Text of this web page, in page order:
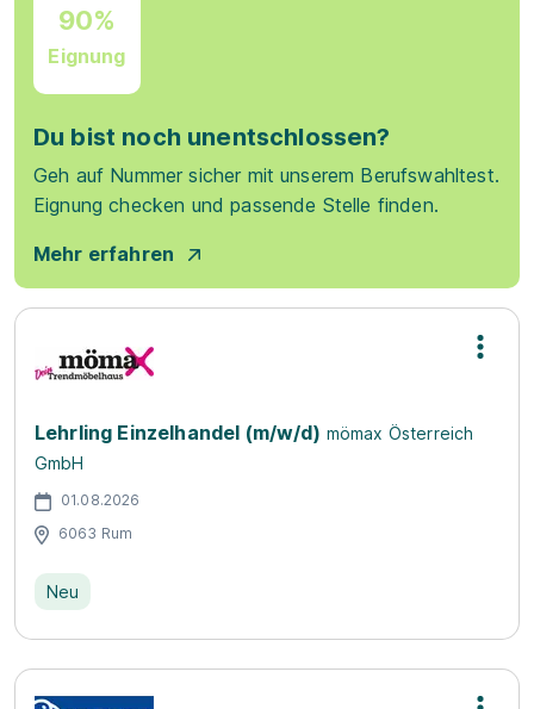
90%
Eignung
Du bist noch unentschlossen?
Geh auf Nummer sicher mit unserem Berufswahltest.
Eignung checken und passende Stelle finden.
Mehr erfahren
Lehrling Einzelhandel (m/w/d) mömax Österreich
GmbH
01.08.2026
6063 Rum
Neu